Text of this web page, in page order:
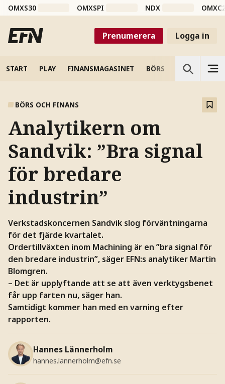
OMXS30 OMXSPI NDX
Prenumerera Logga in
START PLAY FINANSMAGASINET BÖRS VETENSKAP
BÖRS OCH FINANS
Analytikern om
Sandvik: ”Bra signal
för bredare
industrin”
Verkstadskoncernen Sandvik slog förväntningarna
för det fjärde kvartalet.
Ordertillväxten inom Machining är en ”bra signal för
den bredare industrin”, säger EFN:s analytiker Martin
Blomgren.
– Det är upplyftande att se att även verktygsbenet
får upp farten nu, säger han.
Samtidigt kommer han med en varning efter
rapporten.
Hannes Lännerholm
hannes.lannerholm@efn.se